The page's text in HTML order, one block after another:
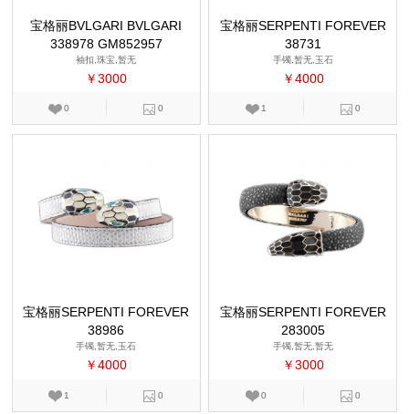
宝格丽BVLGARI BVLGARI
338978 GM852957
袖扣,珠宝,暂无
￥3000
0 0
宝格丽SERPENTI FOREVER
38731
手镯,暂无,玉石
￥4000
1 0
宝格丽SERPENTI FOREVER
38986
手镯,暂无,玉石
￥4000
1 0
宝格丽SERPENTI FOREVER
283005
手镯,暂无,暂无
￥3000
0 0